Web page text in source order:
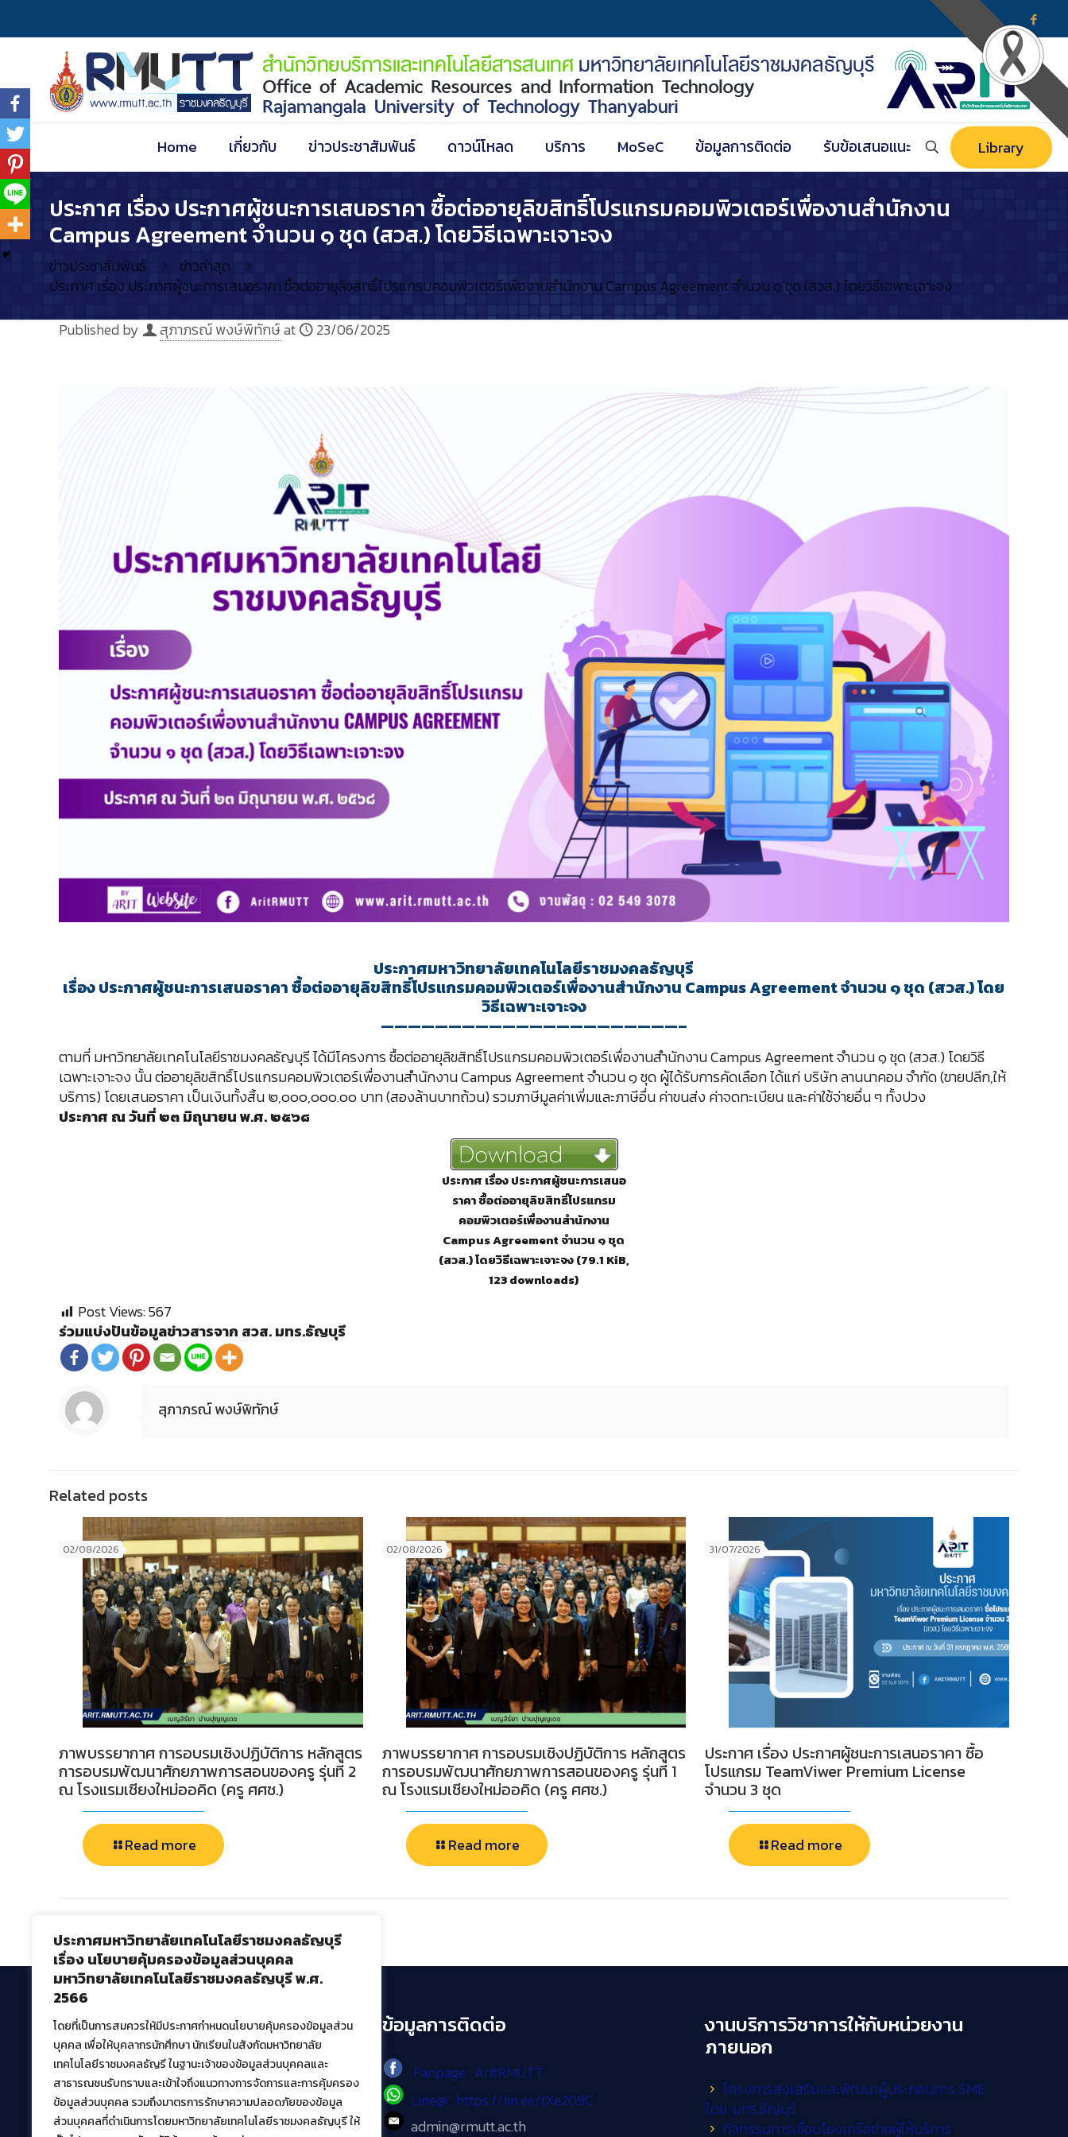
ประกาศมหาวิทยาลัยเทคโนโลยีราชมงคลธัญบุรี
เรื่อง นโยบายคุ้มครองข้อมูลส่วนบุคคล
มหาวิทยาลัยเทคโนโลยีราชมงคลธัญบุรี พ.ศ.
2566
โดยที่เป็นการสมควรให้มีประกาศกำหนดนโยบายคุ้มครองข้อมูลส่วน
บุคคล เพื่อให้บุคลากรนักศึกษา นักเรียนในสังกัดมหาวิทยาลัย
เทคโนโลยีราชมงคลธัญรี ในฐานะเจ้าของข้อมูลส่วนบุคคลและ
สาธารณชนรับทราบและเข้าใจถึงแนวทางการจัดการและการคุ้มครอง
ข้อมูลส่วนบุคคล รวมถึงมาตรการรักษาความปลอดภัยของข้อมูล
ส่วนบุคคลที่ดำเนินการโดยมหาวิทยาลัยเทคโนโลยีราชมงคลธัญบุรี ให้
Home เกี่ยวกับ ข่าวประชาสัมพันธ์ ดาวน์โหลด บริการ MoSeC ข้อมูลการติดต่อ รับข้อเสนอแนะ Library
ประกาศ เรื่อง ประกาศผู้ชนะการเสนอราคา ซื้อต่ออายุลิขสิทธิ์โปรแกรมคอมพิวเตอร์เพื่องานสำนักงาน
Campus Agreement จำนวน ๑ ชุด (สวส.) โดยวิธีเฉพาะเจาะจง
ข่าวประชาสัมพันธ์
ข่าวล่าสุด
ประกาศ เรื่อง ประกาศผู้ชนะการเสนอราคา ซื้อต่ออายุลิขสิทธิ์โปรแกรมคอมพิวเตอร์เพื่องานสำนักงาน Campus Agreement จำนวน ๑ ชุด (สวส.) โดยวิธีเฉพาะเจาะจง
Published by สุภาภรณ์ พงษ์พิทักษ์at 23/06/2025
ประกาศมหาวิทยาลัยเทคโนโลยีราชมงคลธัญบุรี
เรื่อง ประกาศผู้ชนะการเสนอราคา ซื้อต่ออายุลิขสิทธิ์โปรแกรมคอมพิวเตอร์เพื่องานสำนักงาน Campus Agreement จำนวน ๑ ชุด (สวส.) โดย
วิธีเฉพาะเจาะจง
——————————————————————–
ตามที่ มหาวิทยาลัยเทคโนโลยีราชมงคลธัญบุรี ได้มีโครงการ ซื้อต่ออายุลิขสิทธิ์โปรแกรมคอมพิวเตอร์เพื่องานสำนักงาน Campus Agreement จำนวน ๑ ชุด (สวส.) โดยวิธี
เฉพาะเจาะจง นั้น ต่ออายุลิขสิทธิ์โปรแกรมคอมพิวเตอร์เพื่องานสำนักงาน Campus Agreement จำนวน ๑ ชุด ผู้ได้รับการคัดเลือก ได้แก่ บริษัท ลานนาคอม จำกัด (ขายปลีก,ให้
บริการ) โดยเสนอราคา เป็นเงินทั้งสิ้น ๒,๐๐๐,๐๐๐.๐๐ บาท (สองล้านบาทถ้วน) รวมภาษีมูลค่าเพิ่มและภาษีอื่น ค่าขนส่ง ค่าจดทะเบียน และค่าใช้จ่ายอื่น ๆ ทั้งปวง
ประกาศ ณ วันที่ ๒๓ มิถุนายน พ.ศ. ๒๕๖๘
ประกาศ เรื่อง ประกาศผู้ชนะการเสนอ
ราคา ซื้อต่ออายุลิขสิทธิ์โปรแกรม
คอมพิวเตอร์เพื่องานสำนักงาน
Campus Agreement จำนวน ๑ ชุด
(สวส.) โดยวิธีเฉพาะเจาะจง (79.1 KiB,
123 downloads)
Post Views:567
ร่วมแบ่งปันข้อมูลข่าวสารจาก สวส. มทร.ธัญบุรี
สุภาภรณ์ พงษ์พิทักษ์
Related posts
02/08/2026
ภาพบรรยากาศ การอบรมเชิงปฏิบัติการ หลักสูตร
การอบรมพัฒนาศักยภาพการสอนของครู รุ่นที่ 2
ณ โรงแรมเชียงใหม่ออคิด (ครู ศศช.)
Read more
02/08/2026
ภาพบรรยากาศ การอบรมเชิงปฏิบัติการ หลักสูตร
การอบรมพัฒนาศักยภาพการสอนของครู รุ่นที่ 1
ณ โรงแรมเชียงใหม่ออคิด (ครู ศศช.)
Read more
31/07/2026
ประกาศ เรื่อง ประกาศผู้ชนะการเสนอราคา ซื้อ
โปรแกรม TeamViwer Premium License
จำนวน 3 ชุด
Read more
สำนักวิทยบริการและเทคโนโลยีสารสนเทศ
มหาวิทยาลัยเทคโนโลยีราชมงคลธัญบุรี
39 หมู่ที่ 1 ตำบลคลองหก อำเภอคลองหลวง จังหวัด
ปทุมธานี 12120
เผยแพร่ข้อมูลโดย.บุคลากร สวส.
ข้อมูลการติดต่อ
Fanpage : AritRMUTT
Line@ : https://lin.ee/tXe209C
admin@rmutt.ac.th
งานบริการวิชาการให้กับหน่วยงาน
ภายนอก
โครงการส่งเสริมและพัฒนาผู้ประกอบการ SME
โดย. มทร.ธัญบุรี
กิจกรรมการเชื่อมโยงเครือข่ายผู้ให้บริการ